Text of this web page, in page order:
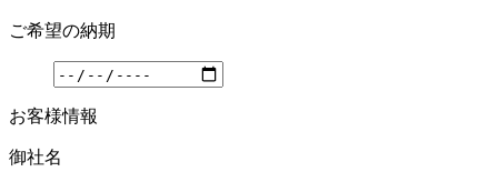
ご希望の納期
お客様情報
御社名